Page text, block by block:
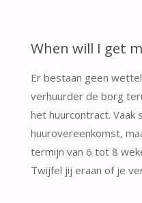
When will I get
Er bestaan geen
verhuurder de borg
het huurcontract. Vaak
huurovereenkomst,
termijn van 6 tot 8
Twijfel jij eraan of je